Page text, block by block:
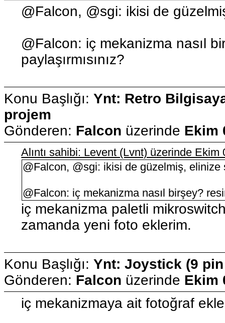
@Falcon, @sgi: ikisi de
@Falcon: iç mekanizma nasıl
paylaşırmısınız?
Konu Başlığı: Ynt: Retro
projem
Gönderen: Falcon üzerinde Ekim
Alıntı sahibi: Levent (Lvnt) üzerinde
@Falcon, @sgi: ikisi de güzelmiş, elinize
@Falcon: iç mekanizma nasıl birşey?
iç mekanizma paletli
zamanda yeni foto eklerim.
Konu Başlığı: Ynt: Joystick (9 pin
Gönderen: Falcon üzerinde Ekim
iç mekanizmaya ait fotoğraf